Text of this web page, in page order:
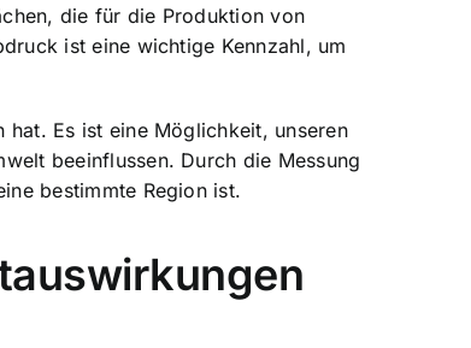
die für die Produktion von
ist eine wichtige Kennzahl, um
Es ist eine Möglichkeit, unseren
beeinflussen. Durch die Messung
bestimmte Region ist.